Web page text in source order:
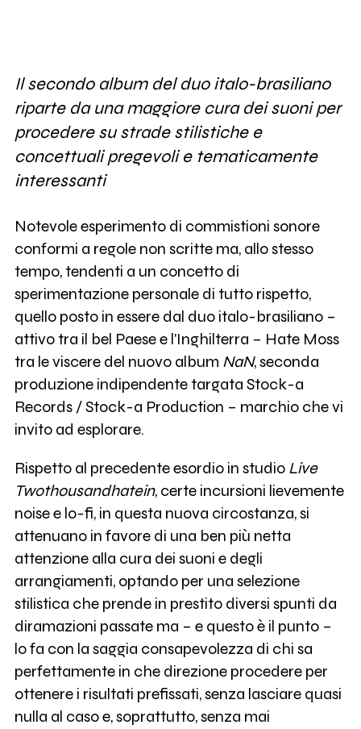
Il secondo album del duo italo-brasiliano
riparte da una maggiore cura dei suoni per
procedere su strade stilistiche e
concettuali pregevoli e tematicamente
interessanti
Notevole esperimento di commistioni sonore
conformi a regole non scritte ma, allo stesso
tempo, tendenti a un concetto di
sperimentazione personale di tutto rispetto,
quello posto in essere dal duo italo-brasiliano –
attivo tra il bel Paese e l'Inghilterra – Hate Moss
tra le viscere del nuovo album NaN, seconda
produzione indipendente targata Stock-a
Records / Stock-a Production – marchio che vi
invito ad esplorare.
Rispetto al precedente esordio in studio Live
Twothousandhatein, certe incursioni lievemente
noise e lo-fi, in questa nuova circostanza, si
attenuano in favore di una ben più netta
attenzione alla cura dei suoni e degli
arrangiamenti, optando per una selezione
stilistica che prende in prestito diversi spunti da
diramazioni passate ma – e questo è il punto –
lo fa con la saggia consapevolezza di chi sa
perfettamente in che direzione procedere per
ottenere i risultati prefissati, senza lasciare quasi
nulla al caso e, soprattutto, senza mai